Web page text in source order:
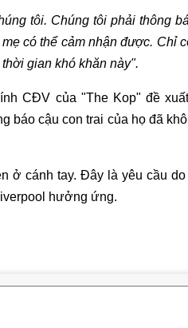
tôi. Chúng tôi phải thông
có thể cảm nhận được. Chỉ
gian khó khăn này".
CĐV của "The Kop" đề
báo cậu con trai của họ đã
ở cánh tay. Đây là yêu cầu
hưởng ứng.